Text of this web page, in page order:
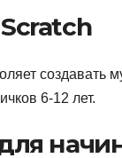
создавать
6-12 лет.